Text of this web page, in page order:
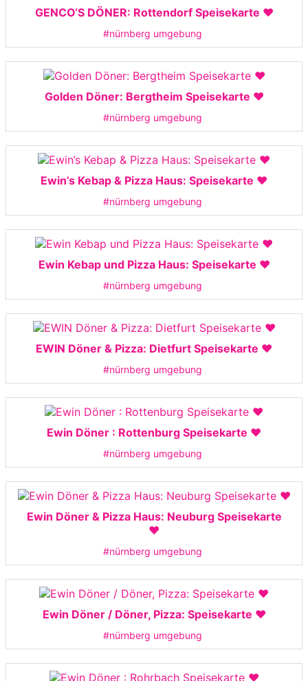
GENCO‘S DÖNER: Rottendorf Speisekarte ❤️
#nürnberg umgebung
Golden Döner: Bergtheim Speisekarte ❤️
#nürnberg umgebung
Ewin’s Kebap & Pizza Haus: Speisekarte ❤️
#nürnberg umgebung
Ewin Kebap und Pizza Haus: Speisekarte ❤️
#nürnberg umgebung
EWIN Döner & Pizza: Dietfurt Speisekarte ❤️
#nürnberg umgebung
Ewin Döner : Rottenburg Speisekarte ❤️
#nürnberg umgebung
Ewin Döner & Pizza Haus: Neuburg Speisekarte
❤️
#nürnberg umgebung
Ewin Döner / Döner, Pizza: Speisekarte ❤️
#nürnberg umgebung